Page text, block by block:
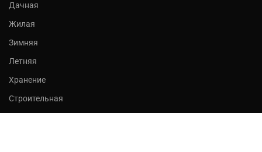
Дачная
Жилая
Зимняя
Летняя
Хранение
Строительная